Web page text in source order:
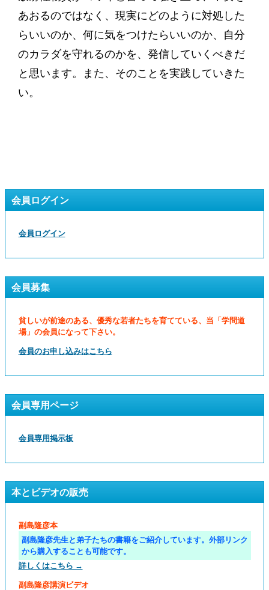
あおるのではなく、現実にどのように対処した
らいいのか、何に気をつけたらいいのか、自分
のカラダを守れるのかを、発信していくべきだ
と思います。また、そのことを実践していきた
い。
会員ログイン
会員ログイン
会員募集
貧しいが前途のある、優秀な若者たちを育てている、当「学問道
場」の会員になって下さい。
会員のお申し込みはこちら
会員専用ページ
会員専用掲示板
本とビデオの販売
副島隆彦本
副島隆彦先生と弟子たちの書籍をご紹介しています。外部リンク
から購入することも可能です。
詳しくはこちら →
副島隆彦講演ビデオ